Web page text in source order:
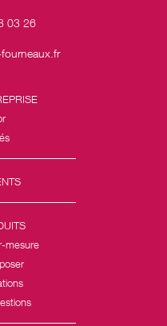
03 26
mesure